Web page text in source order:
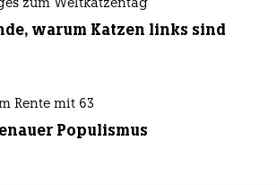
zum Weltkatzentag
warum Katzen links sind
Rente mit 63
Populismus